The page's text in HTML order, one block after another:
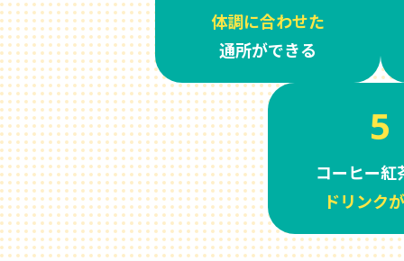
体調に合わせた
通所ができる
5
コーヒー紅
ドリンク